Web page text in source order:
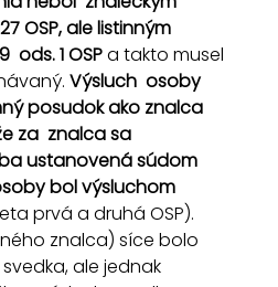
OSP, ale listinným
ods. 1 OSP a takto musel
Výsluch  osoby
posudok ako znalca
za  znalca sa
ustanovená súdom
bol výsluchom
prvá a druhá OSP).
znalca) síce bolo
ale jednak